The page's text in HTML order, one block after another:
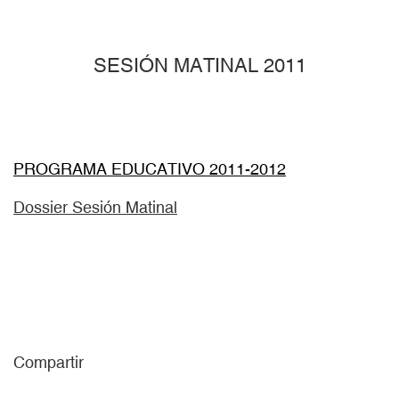
SESIÓN MATINAL 2011
PROGRAMA EDUCATIVO 2011-2012
Dossier Sesión Matinal
Compartir